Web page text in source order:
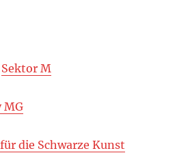
Sektor M
MG
die Schwarze Kunst